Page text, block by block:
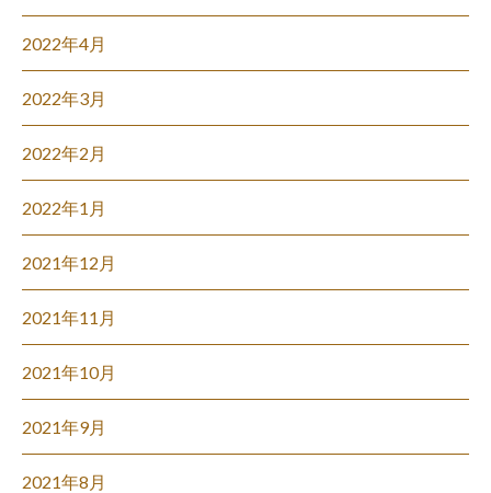
2022年4月
2022年3月
2022年2月
2022年1月
2021年12月
2021年11月
2021年10月
2021年9月
2021年8月